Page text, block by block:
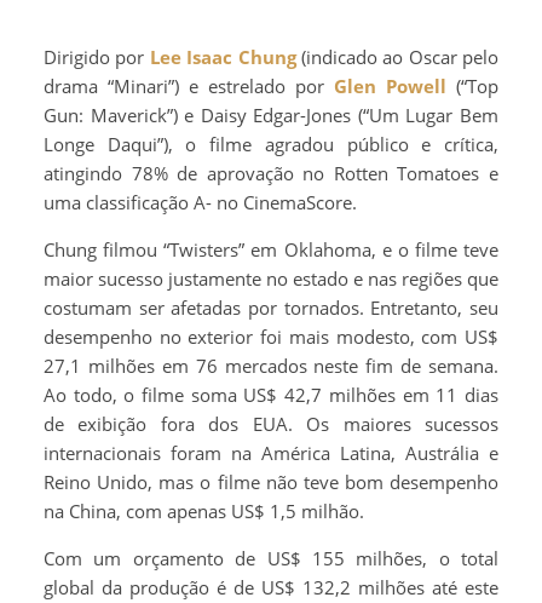
Dirigido por Lee Isaac Chung(indicado ao Oscar pelo
drama “Minari”) e estrelado por Glen Powell (“Top
Gun: Maverick”) e Daisy Edgar-Jones (“Um Lugar Bem
Longe Daqui”), o filme agradou público e crítica,
atingindo 78% de aprovação no Rotten Tomatoes e
uma classificação A- no CinemaScore.
Chung filmou “Twisters” em Oklahoma, e o filme teve
maior sucesso justamente no estado e nas regiões que
costumam ser afetadas por tornados. Entretanto, seu
desempenho no exterior foi mais modesto, com US$
27,1 milhões em 76 mercados neste fim de semana.
Ao todo, o filme soma US$ 42,7 milhões em 11 dias
de exibição fora dos EUA. Os maiores sucessos
internacionais foram na América Latina, Austrália e
Reino Unido, mas o filme não teve bom desempenho
na China, com apenas US$ 1,5 milhão.
Com um orçamento de US$ 155 milhões, o total
global da produção é de US$ 132,2 milhões até este